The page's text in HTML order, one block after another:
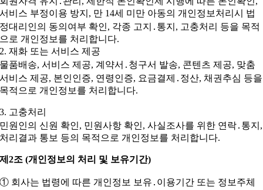
서비스 부정이용 방지, 만 14세 미만 아동의 개인정보처리시 법
정대리인의 동의여부 확인, 각종 고지․통지, 고충처리 등을 목적
으로 개인정보를 처리합니다.
2. 재화 또는 서비스 제공
물품배송, 서비스 제공, 계약서․청구서 발송, 콘텐츠 제공, 맞춤
서비스 제공, 본인인증, 연령인증, 요금결제․정산, 채권추심 등을
목적으로 개인정보를 처리합니다.
3. 고충처리
민원인의 신원 확인, 민원사항 확인, 사실조사를 위한 연락․통지,
처리결과 통보 등의 목적으로 개인정보를 처리합니다.
제2조 (개인정보의 처리 및 보유기간)
① 회사는 법령에 따른 개인정보 보유․이용기간 또는 정보주체